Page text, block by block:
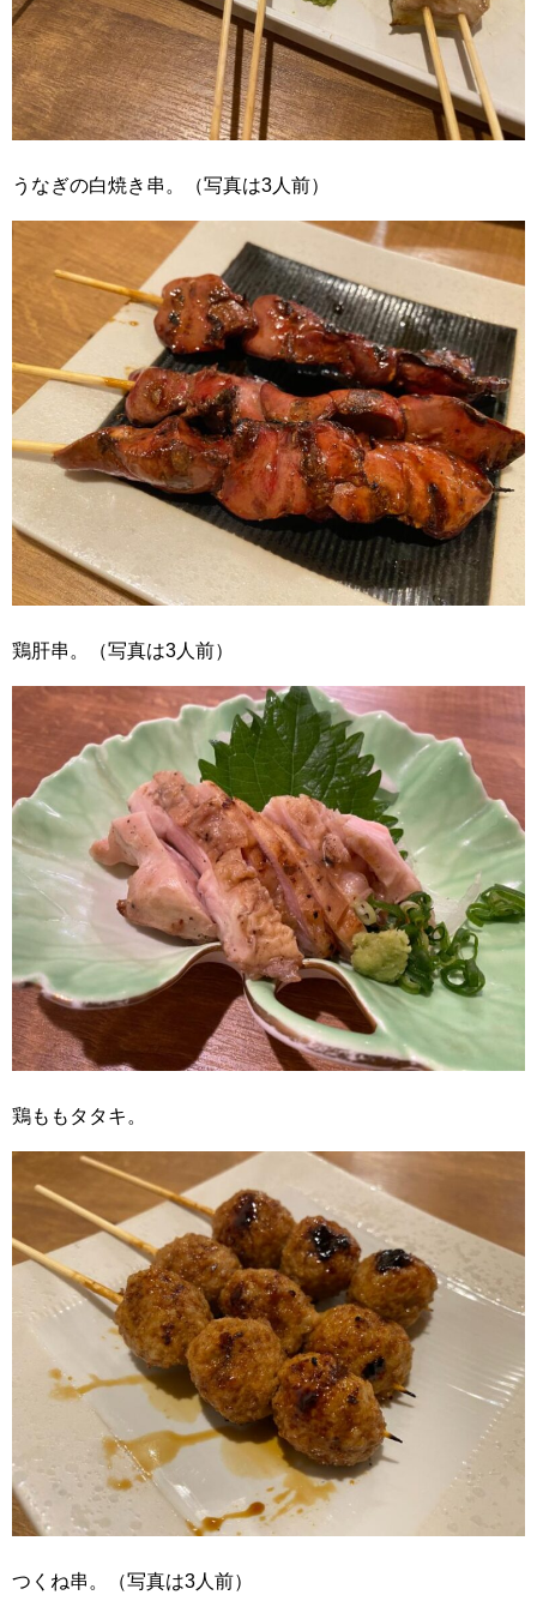
うなぎの白焼き串。（写真は3人前）
鶏肝串。（写真は3人前）
鶏ももタタキ。
つくね串。（写真は3人前）